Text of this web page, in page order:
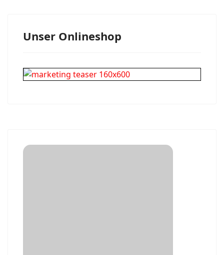
Unser Onlineshop